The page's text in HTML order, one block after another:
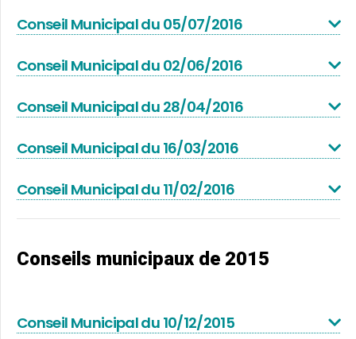
Conseil Municipal du 05/07/2016
Conseil Municipal du 02/06/2016
Conseil Municipal du 28/04/2016
Conseil Municipal du 16/03/2016
Conseil Municipal du 11/02/2016
Conseils municipaux de 2015
Conseil Municipal du 10/12/2015